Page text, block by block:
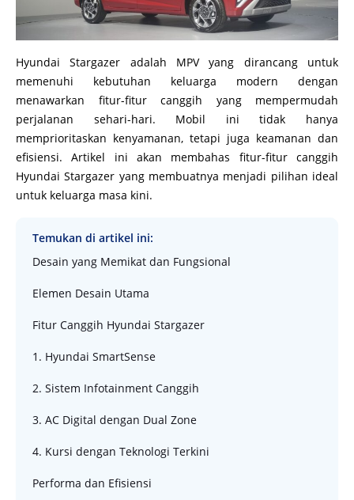
Hyundai Stargazer adalah MPV yang dirancang untuk
memenuhi kebutuhan keluarga modern dengan
menawarkan fitur-fitur canggih yang mempermudah
perjalanan sehari-hari. Mobil ini tidak hanya
memprioritaskan kenyamanan, tetapi juga keamanan dan
efisiensi. Artikel ini akan membahas fitur-fitur canggih
Hyundai Stargazer yang membuatnya menjadi pilihan ideal
untuk keluarga masa kini.
Temukan di artikel ini:
Desain yang Memikat dan Fungsional
Elemen Desain Utama
Fitur Canggih Hyundai Stargazer
1. Hyundai SmartSense
2. Sistem Infotainment Canggih
3. AC Digital dengan Dual Zone
4. Kursi dengan Teknologi Terkini
Performa dan Efisiensi